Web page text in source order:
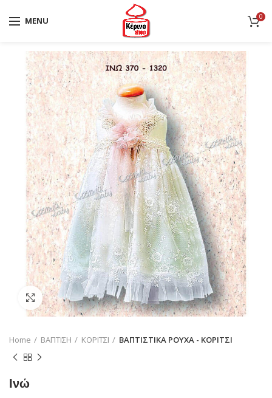
MENU 0
Click to enlarge
Home ΒΑΠΤΙΣΗ ΚΟΡΙΤΣΙ ΒΑΠΤΙΣΤΙΚΑ ΡΟΥΧΑ - ΚΟΡΙΤΣΙ
Ινώ